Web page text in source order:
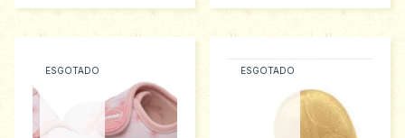
ESGOTADO ESGOTADO